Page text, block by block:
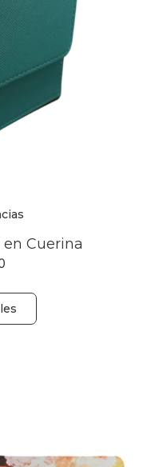
Cuerina